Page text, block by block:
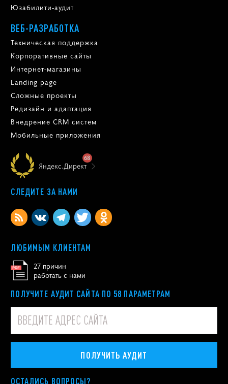
Юзабилити-аудит
ВЕБ-РАЗРАБОТКА
Техническая поддержка
Корпоративные сайты
Интернет-магазины
Landing page
Сложные проекты
Редизайн и адаптация
Внедрение CRM систем
Мобильные приложения
Яндекс.Директ
68
СЛЕДИТЕ ЗА НАМИ
ЛЮБИМЫМ КЛИЕНТАМ
27 причин
работать с нами
ПОЛУЧИТЕ АУДИТ САЙТА ПО 58 ПАРАМЕТРАМ
ПОЛУЧИТЬ АУДИТ
ОСТАЛИСЬ ВОПРОСЫ?